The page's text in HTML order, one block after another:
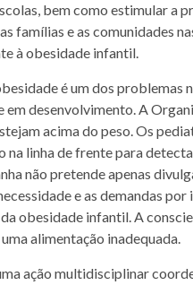
bem como estimular a
famílias e as comunidades
à obesidade infantil.
é um dos problemas
em desenvolvimento. A
acima do peso. Os
na linha de frente para
não pretende apenas
e as demandas
obesidade infantil. A
alimentação inadequada.
ação multidisciplinar